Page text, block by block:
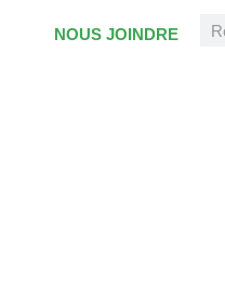
NOUS JOINDRE